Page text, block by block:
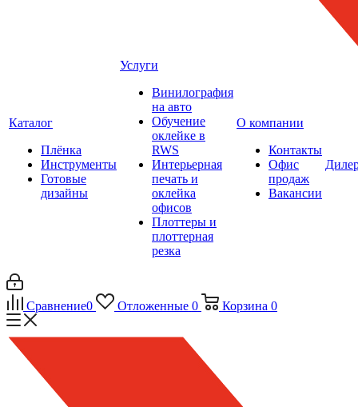
Каталог
Плёнка
Инструменты
Готовые
дизайны
Услуги
Винилография
на авто
Обучение
оклейке в
RWS
Интерьерная
печать и
оклейка
офисов
Плоттеры и
плоттерная
резка
О компании
Контакты
Офис
продаж
Вакансии
Сравнение0 Отложенные 0 Корзина 0